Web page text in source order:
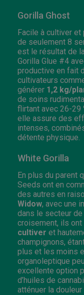
Gorilla Ghost
Facile à cultiver et
de seulement 8
est le résultat de
Gorilla Glue #4
productive en fait
cultivateurs
générer 1,2 kg/
de soins
flirtant avec 26-29
elle assure des
intenses,
détente physique.
White Gorilla
En plus du parent
Seeds ont en
des autres en
Widow, avec une
dans le secteur de
croisement, ils ont
cultiver et
champignons,
plus et les moins
organoleptique
excellente option
d’huiles de
atténuer la